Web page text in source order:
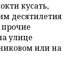
кусать,
десятилетия
улице
или на